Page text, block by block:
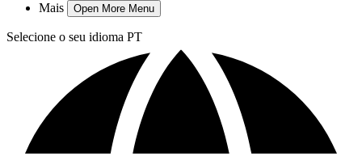
Mais
Open More Menu
Selecione o seu idioma PT